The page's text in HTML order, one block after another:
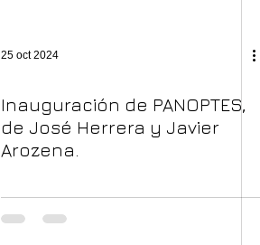
25 oct 2024
Inauguración de PANOPTES,
de José Herrera y Javier
Arozena.